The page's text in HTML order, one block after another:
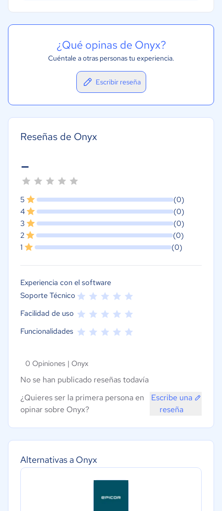
Alternativas a Onyx
¿Qué opinas de Onyx?
Cuéntale a otras personas tu experiencia.
Escribir reseña
Reseñas de Onyx
-
5
(0)
4
(0)
3
(0)
2
(0)
1
(0)
Experiencia con el software
Soporte Técnico
Facilidad de uso
Funcionalidades
0 Opiniones | Onyx
No se han publicado reseñas todavía
¿Quieres ser la primera persona en
opinar sobre Onyx?
Escribe una
reseña